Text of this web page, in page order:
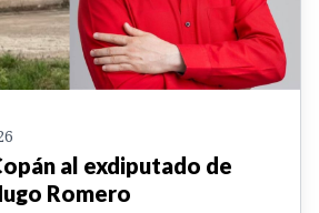
al exdiputado de
Romero